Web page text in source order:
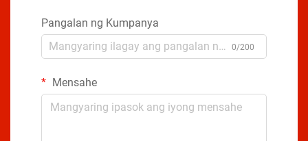
Pangalan ng Kumpanya
0/200
Mensahe